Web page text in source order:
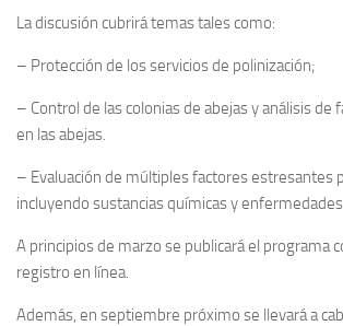
La discusión cubrirá temas tales como:
– Protección de los servicios de polinización;
– Control de las colonias de abejas y análisis de
en las abejas.
– Evaluación de múltiples factores estresantes
incluyendo sustancias químicas y enfermedades.
A principios de marzo se publicará el programa
registro en línea.
Además, en septiembre próximo se llevará a